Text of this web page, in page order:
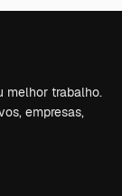
melhor trabalho.
empresas,